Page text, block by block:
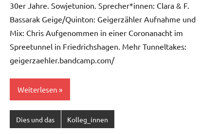
30er Jahre. Sowjetunion. Sprecher*innen: Clara & F.
Bassarak Geige/Quinton: Geigerzähler Aufnahme und
Mix: Chris Aufgenommen in einer Coronanacht im
Spreetunnel in Friedrichshagen. Mehr Tunneltakes:
geigerzaehler.bandcamp.com/
Weiterlesen
Dies und das Kolleg_innen